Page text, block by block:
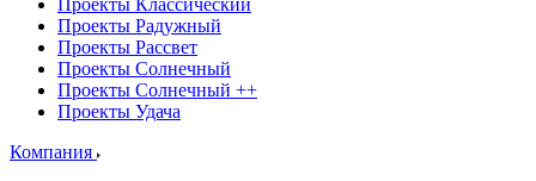
Проекты Классический
Проекты Радужный
Проекты Рассвет
Проекты Солнечный
Проекты Солнечный ++
Проекты Удача
Компания